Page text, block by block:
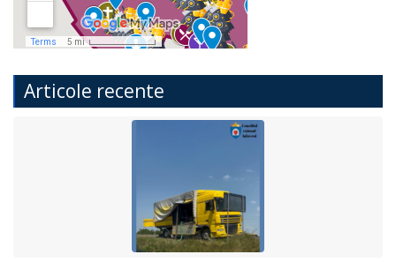
Articole recente